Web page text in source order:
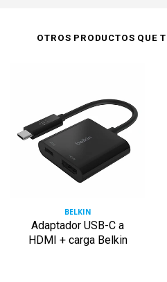
OTROS PRODUCTOS QUE
BELKIN
Adaptador USB-C a
HDMI + carga Belkin